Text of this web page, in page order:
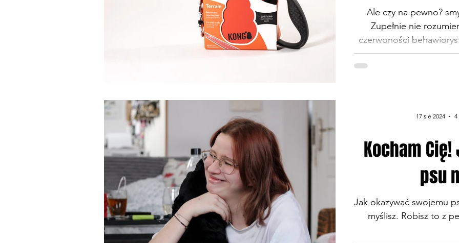
Ale czy na pewno?
Zupełnie nie
czerwoności
to zła jest smycz
spacer i jak wiele
TO SIĘ PO PROSTU
Kocham
psu
Jak okazywać swojemu
myślisz. Robisz to z
17 sie 2024 4